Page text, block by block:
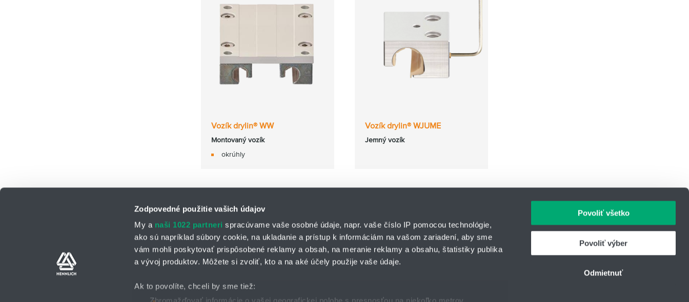
Zodpovedné použitie vašich údajov
My a naši 1022 partneri spracúvame vaše osobné údaje, napr. vaše číslo IP pomocou technológie,
ako sú napríklad súbory cookie, na ukladanie a prístup k informáciám na vašom zariadení, aby sme
vám mohli poskytovať prispôsobené reklamy a obsah, na meranie reklamy a obsahu, štatistiky publika
a vývoj produktov. Môžete si zvoliť, kto a na aké účely použije vaše údaje.
Ak to povolíte, chceli by sme tiež:
Povoliť všetko
Povoliť výber
Odmietnuť
Vozík drylin® WW
Montovaný vozík
okrúhly
Vozík drylin® WJUME
Jemný vozík
HENNLICH s.r.o.
Košťany nad Turcom 543
IČO: 31344500
Telefón: +421 903 414 643